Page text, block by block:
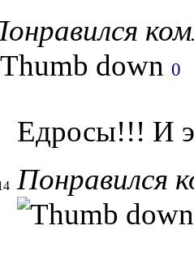
0
Едросы!!! И
Понравился